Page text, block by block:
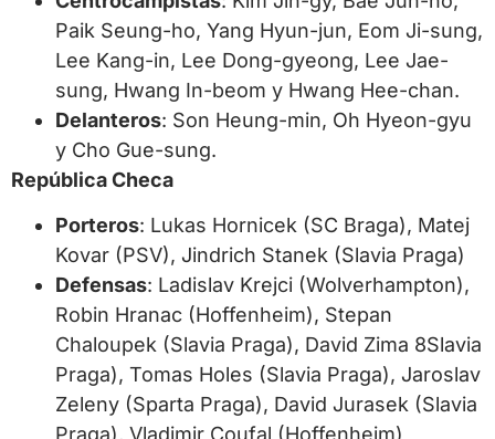
Paik Seung-ho, Yang Hyun-jun, Eom Ji-sung,
Lee Kang-in, Lee Dong-gyeong, Lee Jae-
sung, Hwang In-beom y Hwang Hee-chan.
Delanteros: Son Heung-min, Oh Hyeon-gyu
y Cho Gue-sung.
República Checa
Porteros: Lukas Hornicek (SC Braga), Matej
Kovar (PSV), Jindrich Stanek (Slavia Praga)
Defensas: Ladislav Krejci (Wolverhampton),
Robin Hranac (Hoffenheim), Stepan
Chaloupek (Slavia Praga), David Zima 8Slavia
Praga), Tomas Holes (Slavia Praga), Jaroslav
Zeleny (Sparta Praga), David Jurasek (Slavia
Praga), Vladimir Coufal (Hoffenheim)